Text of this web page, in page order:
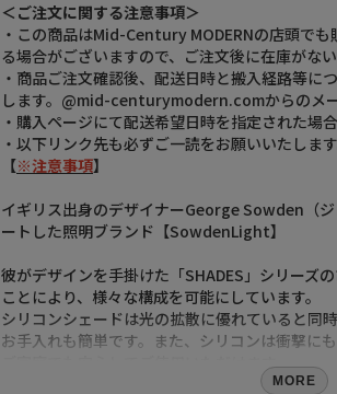
＜ご注文に関する注意事項＞
・この商品はMid-Century MODERNの店頭で
る場合がございますので、ご注文後に在庫がな
・商品ご注文確認後、配送日時と搬入経路等に
します。@mid-centurymodern.comからのメー
・購入ページにて配送希望日時を指定された場
・以下リンク先も必ずご一読をお願いいたします
【※注意事項】
イギリス出身のデザイナーGeorge Sowden（
ートした照明ブランド【SowdenLight】
彼がデザインを手掛けた「SHADES」シリーズ
ことにより、様々な構成を可能にしています。
シリコンシェードは光の拡散に優れていると同
お手入れも簡単です。また、シリコンは衝撃に
ご家庭でも安心してご使用いただけます。
MORE